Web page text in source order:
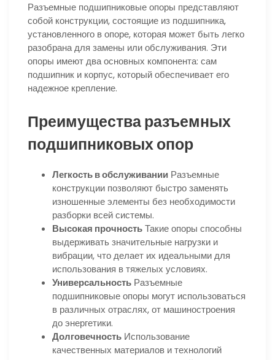
Разъемные подшипниковые опоры представляют
собой конструкции, состоящие из подшипника,
установленного в опоре, которая может быть легко
разобрана для замены или обслуживания. Эти
опоры имеют два основных компонента: сам
подшипник и корпус, который обеспечивает его
надежное крепление.
Преимущества разъемных
подшипниковых опор
Легкость в обслуживании Разъемные
конструкции позволяют быстро заменять
изношенные элементы без необходимости
разборки всей системы.
Высокая прочностьТакие опоры способны
выдерживать значительные нагрузки и
вибрации, что делает их идеальными для
использования в тяжелых условиях.
Универсальность Разъемные
подшипниковые опоры могут использоваться
в различных отраслях, от машиностроения
до энергетики.
Долговечность Использование
качественных материалов и технологий